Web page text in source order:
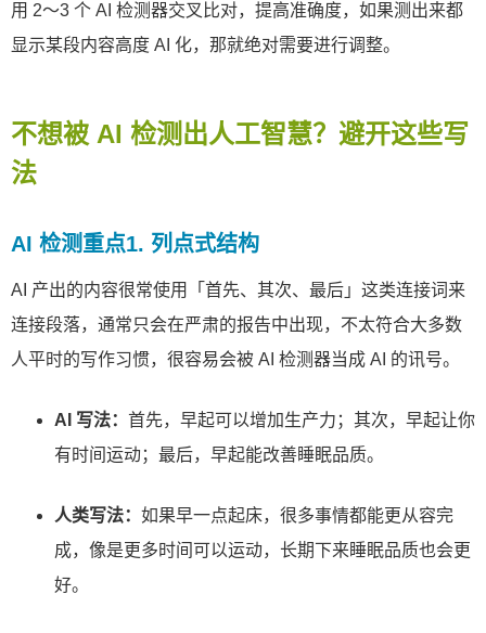
用 2～3 个 AI 检测器交叉比对，提高准确度，如果测出来都
显示某段内容高度 AI 化，那就绝对需要进行调整。
不想被 AI 检测出人工智慧？避开这些写
法
AI 检测重点1. 列点式结构
AI 产出的内容很常使用「首先、其次、最后」这类连接词来
连接段落，通常只会在严肃的报告中出现，不太符合大多数
人平时的写作习惯，很容易会被 AI 检测器当成 AI 的讯号。
AI 写法： 首先，早起可以增加生产力；其次，早起让你
有时间运动；最后，早起能改善睡眠品质。
人类写法： 如果早一点起床，很多事情都能更从容完
成，像是更多时间可以运动，长期下来睡眠品质也会更
好。